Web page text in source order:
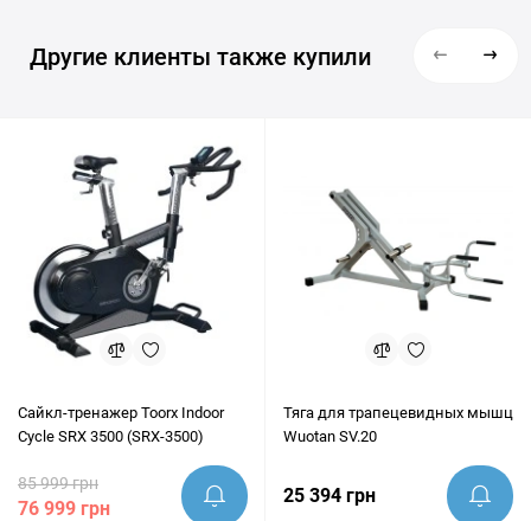
Другие клиенты также купили
Сайкл-тренажер Toorx Indoor
Cycle SRX 3500 (SRX-3500)
85 999 грн
76 999 грн
Тяга для трапецевидных мышц
Wuotan SV.20
25 394 грн